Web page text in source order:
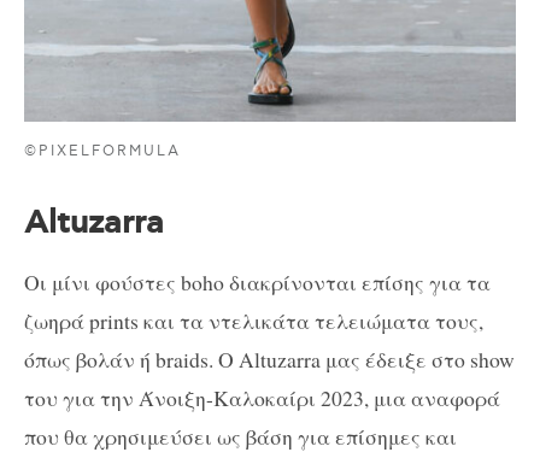
©PIXELFORMULA
Altuzarra
Οι μίνι φούστες boho διακρίνονται επίσης για τα
ζωηρά prints και τα ντελικάτα τελειώματα τους,
όπως βολάν ή braids. Ο Altuzarra μας έδειξε στο show
του για την Άνοιξη-Καλοκαίρι 2023, μια αναφορά
που θα χρησιμεύσει ως βάση για επίσημες και